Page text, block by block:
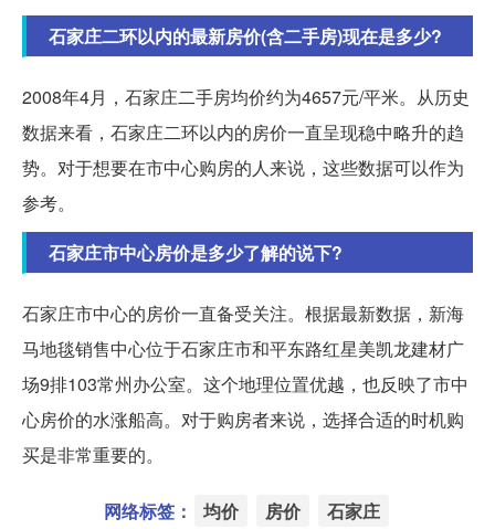
石家庄二环以内的最新房价(含二手房)现在是多少?
2008年4月，石家庄二手房均价约为4657元/平米。从历史
数据来看，石家庄二环以内的房价一直呈现稳中略升的趋
势。对于想要在市中心购房的人来说，这些数据可以作为
参考。
石家庄市中心房价是多少了解的说下?
石家庄市中心的房价一直备受关注。根据最新数据，新海
马地毯销售中心位于石家庄市和平东路红星美凯龙建材广
场9排103常州办公室。这个地理位置优越，也反映了市中
心房价的水涨船高。对于购房者来说，选择合适的时机购
买是非常重要的。
网络标签： 均价 房价 石家庄